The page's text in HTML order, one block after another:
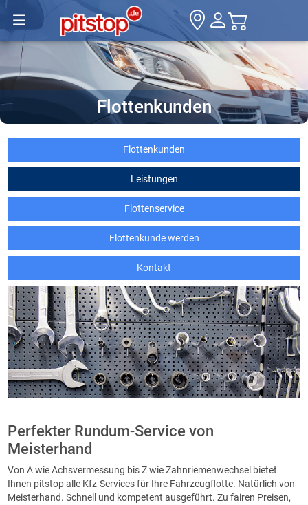
Flottenkunden
Flottenkunden
Leistungen
Flottenservice
Flottenkunde werden
Kontakt
Perfekter Rundum-Service von
Meisterhand
Von A wie Achsvermessung bis Z wie Zahnriemenwechsel bietet
Ihnen pitstop alle Kfz-Services für Ihre Fahrzeugflotte. Natürlich von
Meisterhand. Schnell und kompetent ausgeführt. Zu fairen Preisen,